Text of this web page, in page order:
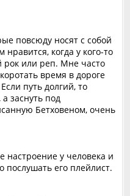
повсюду носят с собой
когда у кого-то
рок или реп. Мне часто
время в дороге
путь долгий, то
заснуть под
Бетховеном, очень
настроение у человека и
послушать его плейлист.